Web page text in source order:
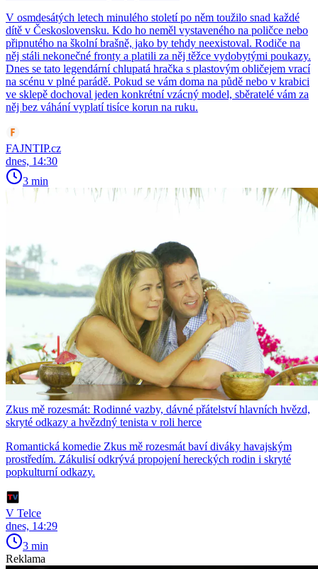
V osmdesátých letech minulého století po něm toužilo snad každé
dítě v Československu. Kdo ho neměl vystaveného na poličce nebo
připnutého na školní brašně, jako by tehdy neexistoval. Rodiče na
něj stáli nekonečné fronty a platili za něj těžce vydobytými poukazy.
Dnes se tato legendární chlupatá hračka s plastovým obličejem vrací
na scénu v plné parádě. Pokud se vám doma na půdě nebo v krabici
ve sklepě dochoval jeden konkrétní vzácný model, sběratelé vám za
něj bez váhání vyplatí tisíce korun na ruku.
FAJNTIP.cz
dnes, 14:30
3 min
Zkus mě rozesmát: Rodinné vazby, dávné přátelství hlavních hvězd,
skryté odkazy a hvězdný tenista v roli herce
Romantická komedie Zkus mě rozesmát baví diváky havajským
prostředím. Zákulisí odkrývá propojení hereckých rodin i skryté
popkulturní odkazy.
V Telce
dnes, 14:29
3 min
Reklama